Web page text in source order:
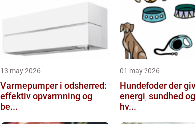
13 may 2026
Varmepumper i odsherred:
effektiv opvarmning og
be...
01 may 2026
Hundefoder der
energi, sundhed
hv...